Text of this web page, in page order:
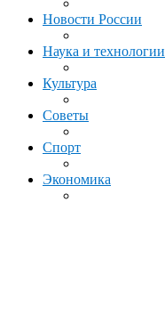
Новости России
Наука и технологии
Культура
Советы
Спорт
Экономика